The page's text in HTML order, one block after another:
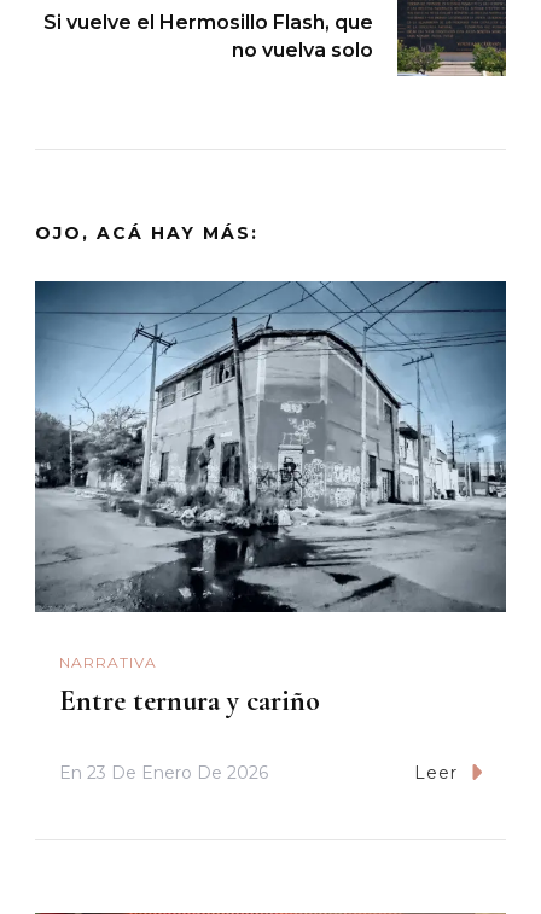
Si vuelve el Hermosillo Flash, que
no vuelva solo
OJO, ACÁ HAY MÁS:
NARRATIVA
Entre ternura y cariño
En 23 De Enero De 2026 Leer